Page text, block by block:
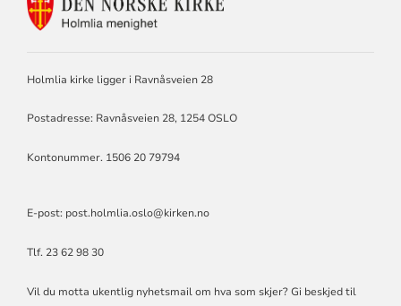
KONTAKTINFORMASJON
Holmlia kirke ligger i Ravnåsveien 28
Postadresse: Ravnåsveien 28, 1254 OSLO
Kontonummer. 1506 20 79794
E-post: post.holmlia.oslo@kirken.no
Tlf. 23 62 98 30
Vil du motta ukentlig nyhetsmail om hva som skjer? Gi beskjed til